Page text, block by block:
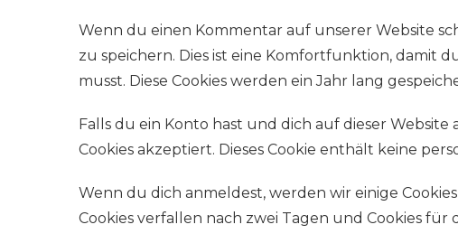
Wenn du einen Kommentar auf unserer Website
zu speichern. Dies ist eine Komfortfunktion, damit
musst. Diese Cookies werden ein Jahr lang
Falls du ein Konto hast und dich auf dieser
Cookies akzeptiert. Dieses Cookie enthält keine
Wenn du dich anmeldest, werden wir einige
Cookies verfallen nach zwei Tagen und Cookies